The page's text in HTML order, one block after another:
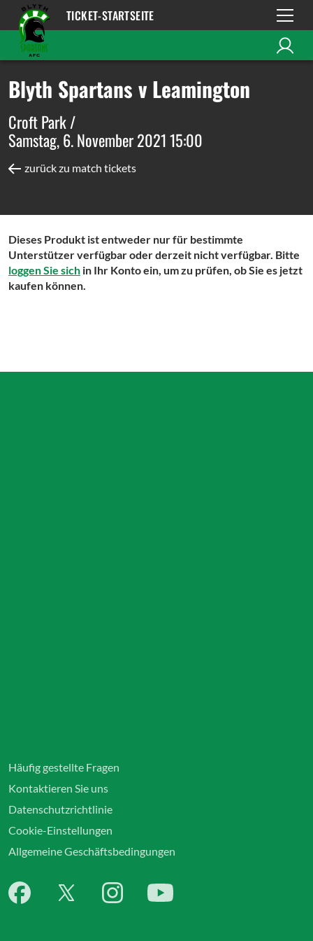
TICKET-STARTSEITE
Blyth Spartans v Leamington
Croft Park /
Samstag, 6. November 2021 15:00
zurück zu match tickets
Dieses Produkt ist entweder nur für bestimmte
Unterstützer verfügbar oder derzeit nicht verfügbar. Bitte
loggen Sie sich in Ihr Konto ein, um zu prüfen, ob Sie es jetzt
kaufen können.
Häufig gestellte Fragen
Kontaktieren Sie uns
Datenschutzrichtlinie
Cookie-Einstellungen
Allgemeine Geschäftsbedingungen